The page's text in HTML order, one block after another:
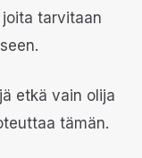
tarvitaan
etkä vain olija
tämän.